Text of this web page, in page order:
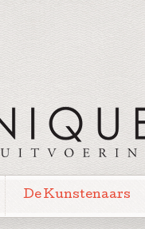
De Kunstenaars